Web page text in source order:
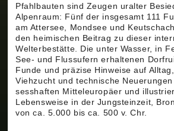
Pfahlbauten sind Zeugen uralter
Alpenraum: Fünf der insgesamt 111
am Attersee, Mondsee und
den heimischen Beitrag zu dieser
Welterbestätte. Die unter Wasser, in
See- und Flussufern erhaltenen
Funde und präzise Hinweise auf Alltag,
Viehzucht und technische
sesshaften Mitteleuropäer und
Lebensweise in der Jungsteinzeit,
von ca. 5.000 bis ca. 500 v. Chr.